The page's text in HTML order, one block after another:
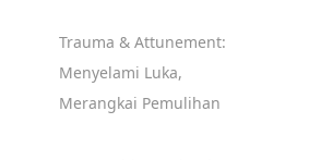
Trauma & Attunement:
Menyelami Luka,
Merangkai Pemulihan